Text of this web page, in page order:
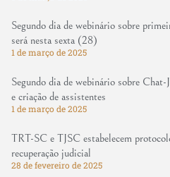
Segundo dia de webinário sobre
será nesta sexta (28)
1 de março de 2025
Segundo dia de webinário sobre Chat-
e criação de assistentes
1 de março de 2025
TRT-SC e TJSC estabelecem
recuperação judicial
28 de fevereiro de 2025